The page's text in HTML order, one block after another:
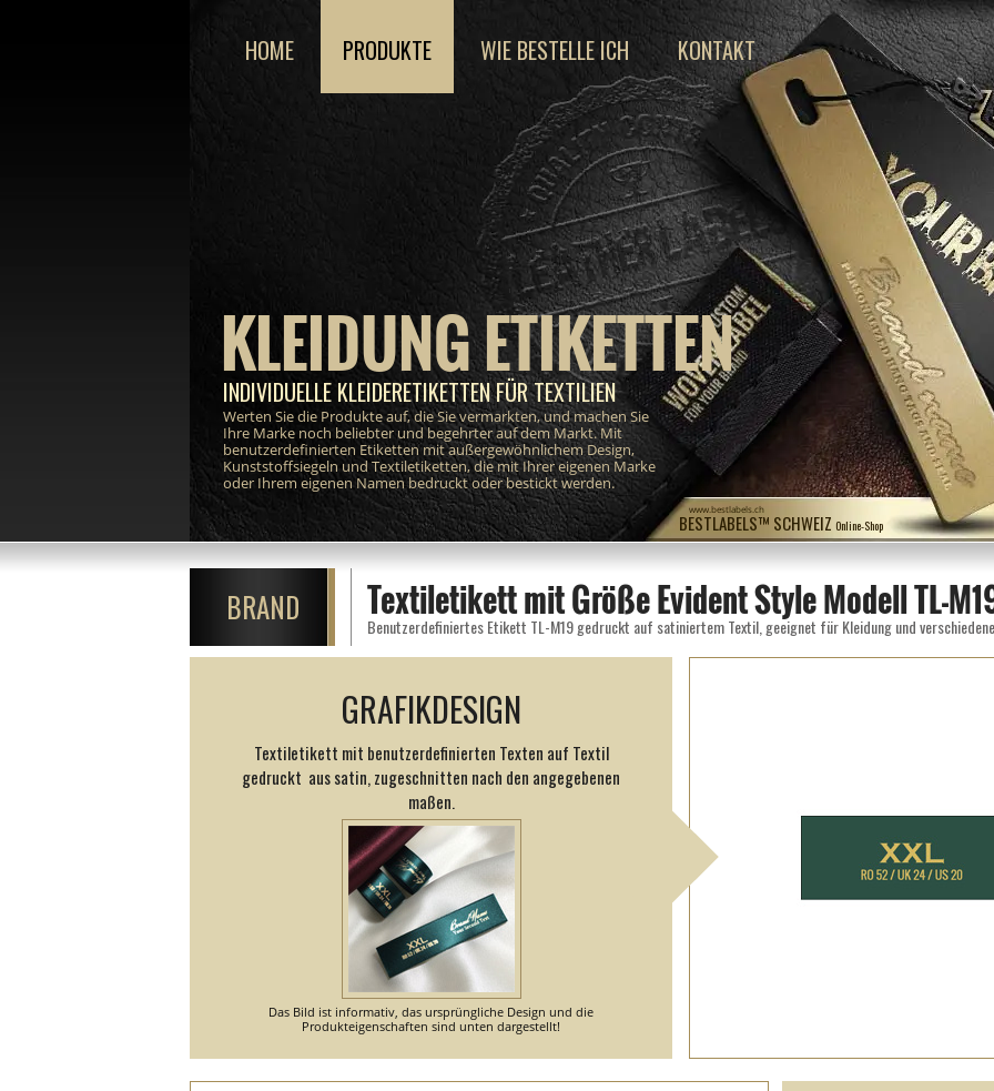
BESTLABELS™ SCHWEIZ Online-Shop
www.bestlabels.ch
KLEIDUNG ETIKETTEN
INDIVIDUELLE KLEIDERETIKETTEN FÜR TEXTILIEN
Werten Sie die Produkte auf, die Sie vermarkten, und machen Sie
Ihre Marke noch beliebter und begehrter auf dem Markt. Mit
benutzerdefinierten Etiketten mit außergewöhnlichem Design,
Kunststoffsiegeln und Textiletiketten, die mit Ihrer eigenen Marke
oder Ihrem eigenen Namen bedruckt oder bestickt werden.
HOME PRODUKTE WIE BESTELLE ICH KONTAKT
BRAND Textiletikett mit Größe Evident Style Modell TL-
Benutzerdefiniertes Etikett TL-M19 gedruckt auf satiniertem Textil, geeignet für Kleidung und
GRAFIKDESIGN
Textiletikett mit benutzerdefinierten Texten auf Textil
gedruckt aus satin, zugeschnitten nach den angegebenen
maßen.
Das Bild ist informativ, das ursprüngliche Design und die
Produkteigenschaften sind unten dargestellt!